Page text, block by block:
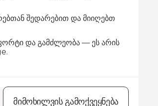
შედარებით და მიიღებთ
და გამძლეობა — ეს არის
მიმოხილვის გამოქვეყნება